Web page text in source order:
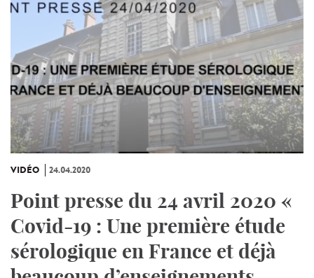
VIDÉO 24.04.2020
Point presse du 24 avril 2020 «
Covid-19 : Une première étude
sérologique en France et déjà